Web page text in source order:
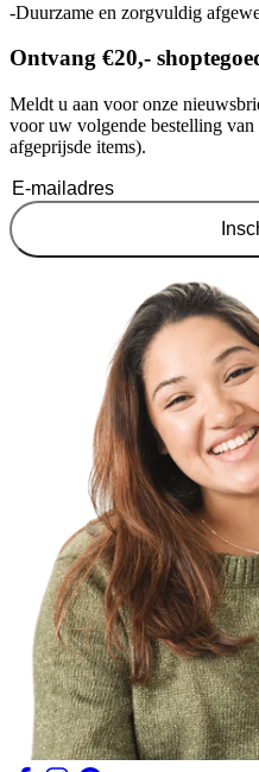
-Duurzame en zorgvuldig
Ontvang €20,-
Meldt u aan voor onze
voor uw volgende bestelling
afgeprijsde items).